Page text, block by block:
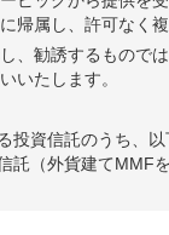
帰属し、許可なく
、勧誘するもので
いたします。
投資信託のうち、
託（外貨建てMMF